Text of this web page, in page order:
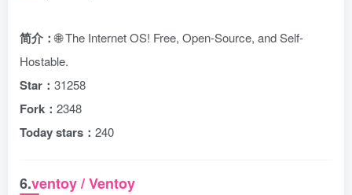
简介：🌐 The Internet OS! Free, Open-Source, and Self-
Hostable.
Star： 31258
Fork： 2348
Today stars： 240
6.ventoy / Ventoy